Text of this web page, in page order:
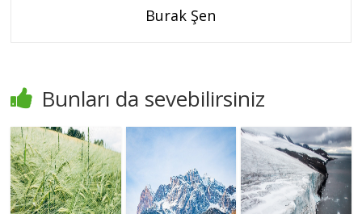
Burak Şen
Bunları da sevebilirsiniz